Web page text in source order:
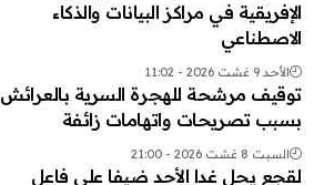
الإفريقية في مراكز البيانات والذكاء
الاصطناعي
الأحد 9 غشت 2026 - 11:02
توقيف مرشحة للهجرة السرية بالعرائش
بسبب تصريحات واتهامات زائفة
السبت 8 غشت 2026 - 21:00
لقجع يحل غدا الأحد ضيفا على فاعل